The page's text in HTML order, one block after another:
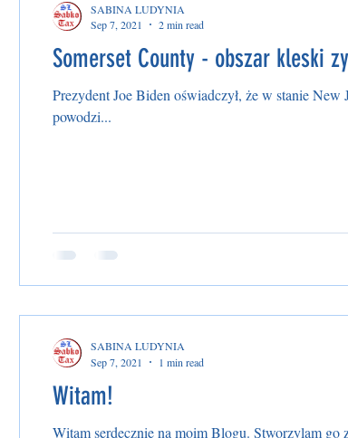
Somerset County - obszar kleski
Prezydent Joe Biden oświadczył, że w stanie New
powodzi...
SABINA LUDYNIA
Sep 7, 2021
2 min read
Witam!
Witam serdecznie na moim Blogu. Stworzylam
SABINA LUDYNIA
Sep 7, 2021
1 min read